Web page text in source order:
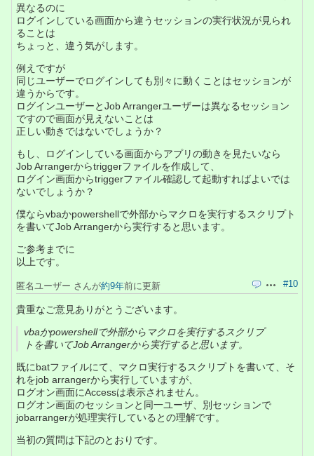
異なるのに
ログインしている画面から違うセッションの実行状況が見られ
ることは
ちょっと、違う気がします。
例えですが
同じユーザーでログインしても別々に動くことはセッションが
違うからです。
ログインユーザーとJob Arrangerユーザーは異なるセッション
ですので画面が見えないことは
正しい動きではないでしょうか？
もし、ログインしている画面からアプリの動きを見たいなら
Job Arrangerからtriggerファイルを作成して、
ログイン画面からtriggerファイル確認して起動すればよいでは
ないでしょうか？
僕ならvbaかpowershellで外部からマクロを実行するスクリプト
を書いてJob Arrangerから実行すると思います。
ご参考までに
以上です。
引用 操作#10
匿名ユーザー さんが約9年前に更新
貴重なご意見ありがとうございます。
vbaかpowershellで外部からマクロを実行するスクリプ
トを書いてJob Arrangerから実行すると思います。
既にbatファイルにて、マクロ実行するスクリプトを書いて、そ
れをjob arrangerから実行していますが、
ログオン画面にAccessは表示されません。
ログオン画面のセッションと同一ユーザ、別セッションで
jobarrangerが処理実行しているとの理解です。
当初の質問は下記のとおりです。